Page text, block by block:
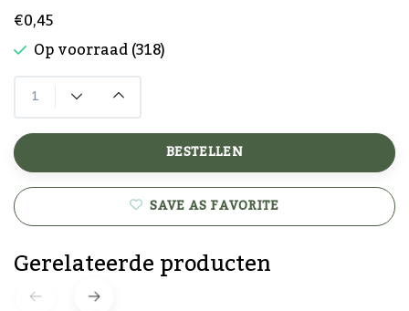
€0,45
Op voorraad (318)
BESTELLEN
SAVE AS FAVORITE
Gerelateerde producten